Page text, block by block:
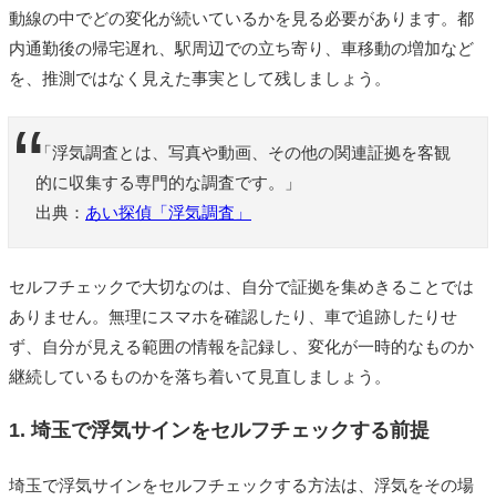
動線の中でどの変化が続いているかを見る必要があります。都
内通勤後の帰宅遅れ、駅周辺での立ち寄り、車移動の増加など
を、推測ではなく見えた事実として残しましょう。
「浮気調査とは、写真や動画、その他の関連証拠を客観
的に収集する専門的な調査です。」
出典： あい探偵「浮気調査」
セルフチェックで大切なのは、自分で証拠を集めきることでは
ありません。無理にスマホを確認したり、車で追跡したりせ
ず、自分が見える範囲の情報を記録し、変化が一時的なものか
継続しているものかを落ち着いて見直しましょう。
1. 埼玉で浮気サインをセルフチェックする前提
埼玉で浮気サインをセルフチェックする方法は、浮気をその場